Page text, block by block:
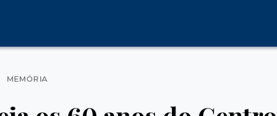
Categorias
MEMÓRIA